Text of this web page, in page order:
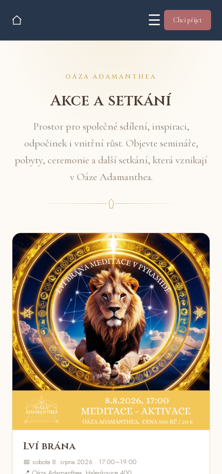
☰ Chci přijet
OÁZA ADAMANTHEA
Akce a setkání
Prostor pro společné sdílení, inspiraci,
odpočinek i vnitřní růst. Objevte semináře,
pobyty, ceremonie a další setkání, která vznikají
v Oáze Adamanthea.
Lví brána
📅 sobota 8. srpna 2026 · 17:00–19:00